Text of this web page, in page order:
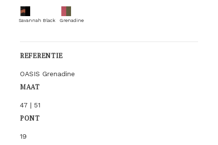
Savannah Black Grenadine
REFERENTIE
OASIS Grenadine
MAAT
47 | 51
PONT
19